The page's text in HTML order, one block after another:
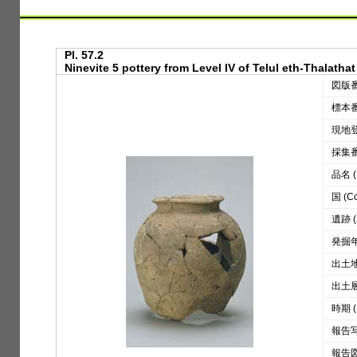
Pl. 57.2
Ninevite 5 pottery from Level IV of Telul eth-Thalathat
図版
標本
現地
採集
品名
国
遺跡
発掘
出土
出土
時期
報告
報告